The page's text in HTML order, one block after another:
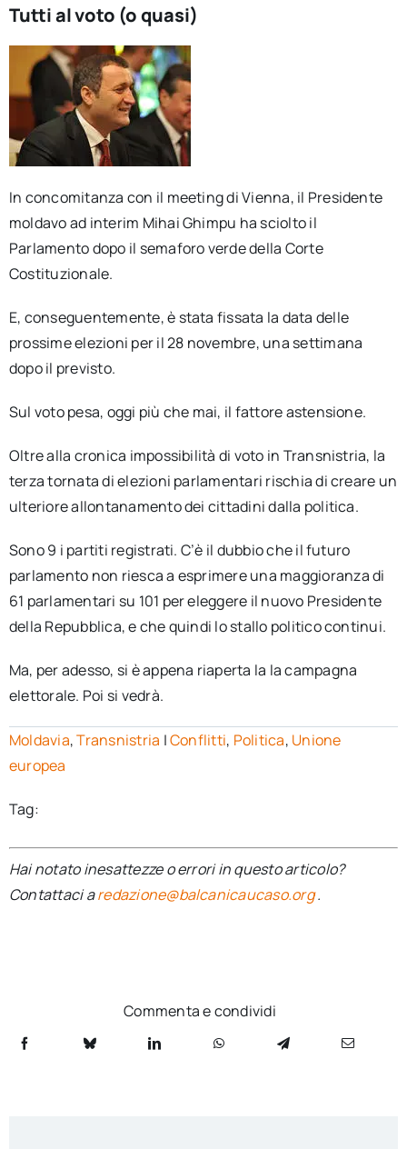
Tutti al voto (o quasi)
In concomitanza con il meeting di Vienna, il Presidente
moldavo ad interim Mihai Ghimpu ha sciolto il
Parlamento dopo il semaforo verde della Corte
Costituzionale.
E, conseguentemente, è stata fissata la data delle
prossime elezioni per il 28 novembre, una settimana
dopo il previsto.
Sul voto pesa, oggi più che mai, il fattore astensione.
Oltre alla cronica impossibilità di voto in Transnistria, la
terza tornata di elezioni parlamentari rischia di creare un
ulteriore allontanamento dei cittadini dalla politica.
Sono 9 i partiti registrati. C’è il dubbio che il futuro
parlamento non riesca a esprimere una maggioranza di
61 parlamentari su 101 per eleggere il nuovo Presidente
della Repubblica, e che quindi lo stallo politico continui.
Ma, per adesso, si è appena riaperta la la campagna
elettorale. Poi si vedrà.
Moldavia,Transnistria |Conflitti, Politica, Unione
europea
Tag:
Hai notato inesattezze o errori in questo articolo?
Contattaci aredazione@balcanicaucaso.org.
Commenta e condividi